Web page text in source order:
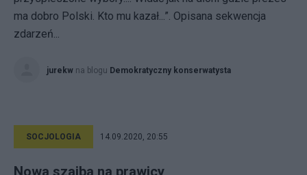
ma dobro Polski. Kto mu kazał...”. Opisana sekwencja
zdarzeń...
jurekw na blogu Demokratyczny konserwatysta
SOCJOLOGIA 14.09.2020, 20:55
Nowa szajba na prawicy